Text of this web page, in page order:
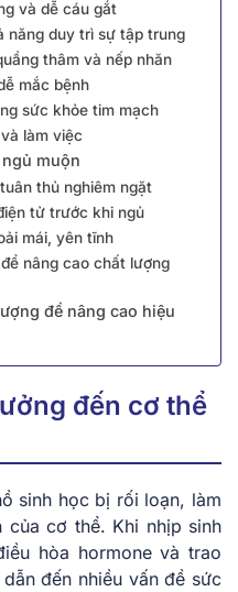
và dễ cáu gắt
năng duy trì sự tập trung
thâm và nếp nhăn
mắc bệnh
sức khỏe tim mạch
làm việc
muộn
thủ nghiêm ngặt
tử trước khi ngủ
mái, yên tĩnh
nâng cao chất lượng
để nâng cao hiệu
đến cơ thể
sinh học bị rối loạn, làm
cơ thể. Khi nhịp sinh
hòa hormone và trao
đến nhiều vấn đề sức